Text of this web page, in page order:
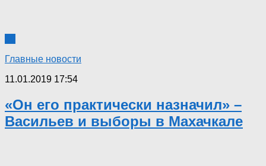
Главные новости
11.01.2019 17:54
«Он его практически назначил» –
Васильев и выборы в Махачкале